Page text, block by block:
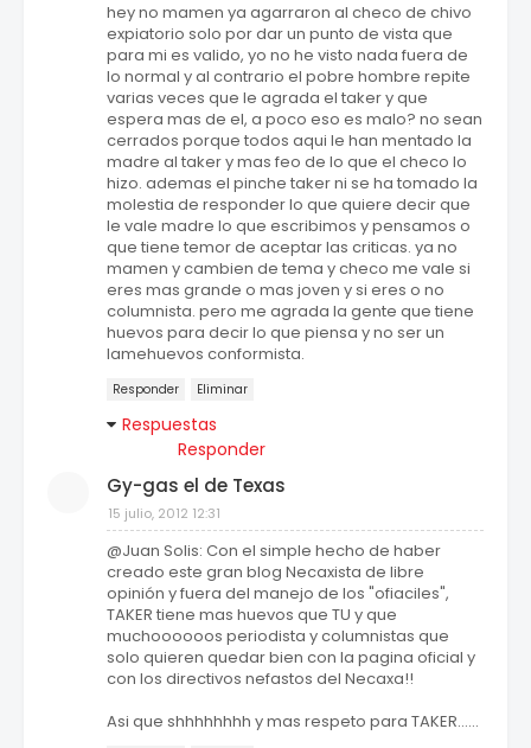
hey no mamen ya agarraron al checo de chivo
expiatorio solo por dar un punto de vista que
para mi es valido, yo no he visto nada fuera de
lo normal y al contrario el pobre hombre repite
varias veces que le agrada el taker y que
espera mas de el, a poco eso es malo? no sean
cerrados porque todos aqui le han mentado la
madre al taker y mas feo de lo que el checo lo
hizo. ademas el pinche taker ni se ha tomado la
molestia de responder lo que quiere decir que
le vale madre lo que escribimos y pensamos o
que tiene temor de aceptar las criticas. ya no
mamen y cambien de tema y checo me vale si
eres mas grande o mas joven y si eres o no
columnista. pero me agrada la gente que tiene
huevos para decir lo que piensa y no ser un
lamehuevos conformista.
Responder Eliminar
Respuestas
Responder
Gy-gas el de Texas
15 julio, 2012 12:31
@Juan Solis: Con el simple hecho de haber
creado este gran blog Necaxista de libre
opinión y fuera del manejo de los "ofiaciles",
TAKER tiene mas huevos que TU y que
muchoooooos periodista y columnistas que
solo quieren quedar bien con la pagina oficial y
con los directivos nefastos del Necaxa!!
Asi que shhhhhhhh y mas respeto para TAKER......